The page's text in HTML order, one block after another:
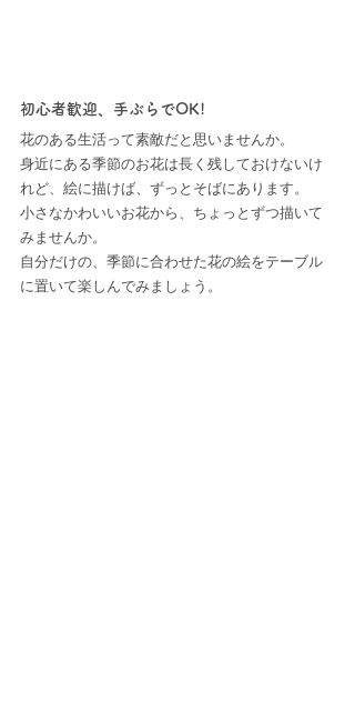
初心者歓迎、手ぶらでOK!
花のある生活って素敵だと思いませんか。
身近にある季節のお花は長く残しておけないけ
れど、絵に描けば、ずっとそばにあります。
小さなかわいいお花から、ちょっとずつ描いて
みませんか。
自分だけの、季節に合わせた花の絵をテーブル
に置いて楽しんでみましょう。